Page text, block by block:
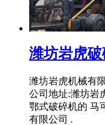
潍坊岩虎
潍坊岩虎机械有
公司地址:潍坊岩
鄂式破碎机的 马
有限公司 .